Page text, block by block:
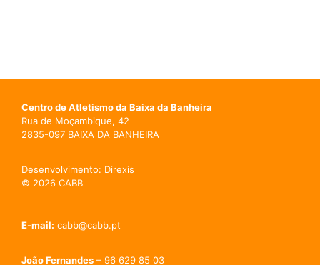
Centro de Atletismo da Baixa da Banheira
Rua de Moçambique, 42
2835-097 BAIXA DA BANHEIRA
Desenvolvimento: Direxis
© 2026 CABB
E-mail: cabb@cabb.pt
João Fernandes – 96 629 85 03